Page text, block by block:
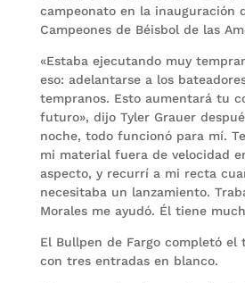
campeonato en la inauguración
Campeones de Béisbol de las
«Estaba ejecutando muy
eso: adelantarse a los
tempranos. Esto aumentará tu
futuro», dijo Tyler Grauer
noche, todo funcionó para mí.
mi material fuera de velocidad
aspecto, y recurrí a mi recta
necesitaba un lanzamiento.
Morales me ayudó. Él tiene
El Bullpen de Fargo completó el
con tres entradas en blanco.